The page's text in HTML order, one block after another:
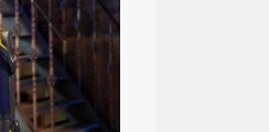
la serie